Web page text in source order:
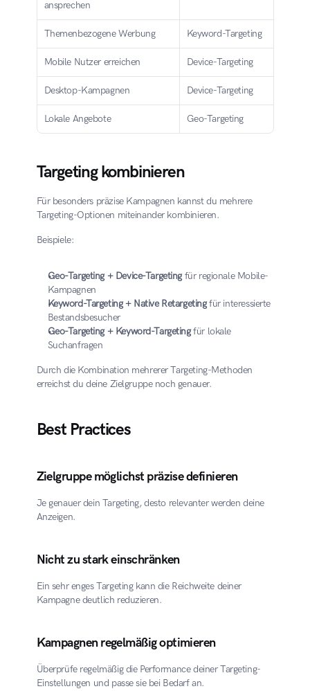
ansprechen
Themenbezogene Werbung Keyword-Targeting
Mobile Nutzer erreichen Device-Targeting
Desktop-Kampagnen Device-Targeting
Lokale Angebote Geo-Targeting
Targeting kombinieren
Für besonders präzise Kampagnen kannst du mehrere
Targeting-Optionen miteinander kombinieren.
Beispiele:
Geo-Targeting + Device-Targeting für regionale Mobile-
Kampagnen
Keyword-Targeting + Native Retargeting für interessierte
Bestandsbesucher
Geo-Targeting + Keyword-Targeting für lokale
Suchanfragen
Durch die Kombination mehrerer Targeting-Methoden
erreichst du deine Zielgruppe noch genauer.
Best Practices
Zielgruppe möglichst präzise definieren
Je genauer dein Targeting, desto relevanter werden deine
Anzeigen.
Nicht zu stark einschränken
Ein sehr enges Targeting kann die Reichweite deiner
Kampagne deutlich reduzieren.
Kampagnen regelmäßig optimieren
Überprüfe regelmäßig die Performance deiner Targeting-
Einstellungen und passe sie bei Bedarf an.